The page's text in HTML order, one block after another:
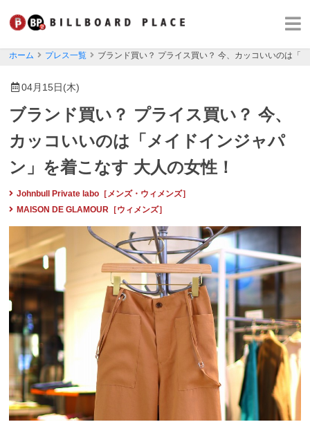
ホーム プレス一覧 ブランド買い？ プライス買い？ 今、カッコいいのは「
04月15日(木)
ブランド買い？ プライス買い？ 今、
カッコいいのは「メイドインジャパ
ン」を着こなす 大人の女性！
Johnbull Private labo［メンズ・ウィメンズ］
MAISON DE GLAMOUR［ウィメンズ］